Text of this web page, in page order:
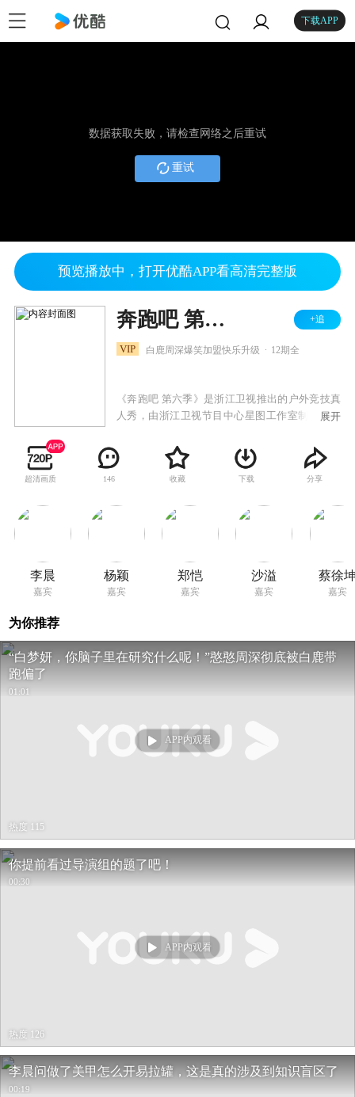
下载APP
数据获取失败，请检查网络之后重试
重试
预览播放中，打开优酷APP看高清完整版
奔跑吧 第六季 +追
VIP 白鹿周深爆笑加盟快乐升级 12期全
《奔跑吧 第六季》是浙江卫视推出的户外竞技真
人秀，由浙江卫视节目中心星图工作室制作，由
鹿、周深担任常驻MC，以 “奔跑不停，爱你不
变”为主题，传递出满满的温暖、幸福及爱意，带
领观众开启全新一季的浪漫旅程。
展开
超清画质 146 收藏 下载 分享
李晨
嘉宾
杨颖
嘉宾
郑恺
嘉宾
沙溢
嘉宾
蔡徐
嘉宾
为你推荐
“白梦妍，你脑子里在研究什么呢！”憨憨周深彻底被白鹿带
跑偏了
01:01
APP内观看
热度 115
你提前看过导演组的题了吧！
00:30
APP内观看
热度 126
李晨问做了美甲怎么开易拉罐，这是真的涉及到知识盲区了
00:19